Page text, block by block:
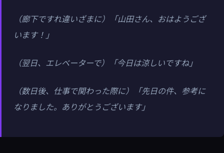
（廊下ですれ違いざまに）「山田さん、おはようござ
います！」
（翌日、エレベーターで）「今日は涼しいですね」
（数日後、仕事で関わった際に）「先日の件、参考に
なりました。ありがとうございます」